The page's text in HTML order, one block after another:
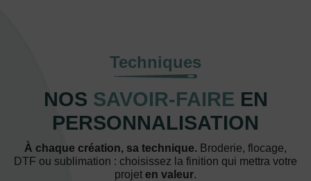
Techniques
NOS SAVOIR-FAIRE EN
PERSONNALISATION
À chaque création, sa technique. Broderie, flocage,
DTF ou sublimation : choisissez la finition qui mettra votre
projet en valeur.